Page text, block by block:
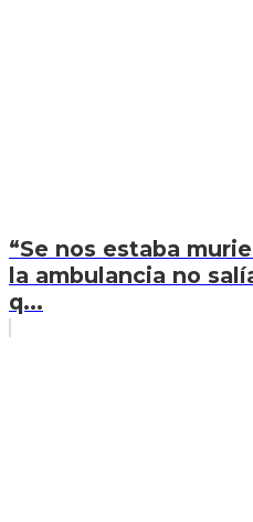
“Se nos estaba
la ambulancia no
q...